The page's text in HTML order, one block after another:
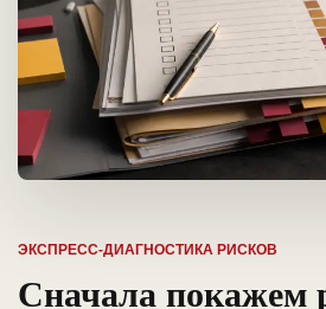
ЭКСПРЕСС-ДИАГНОСТИКА РИСКОВ
Сначала покажем